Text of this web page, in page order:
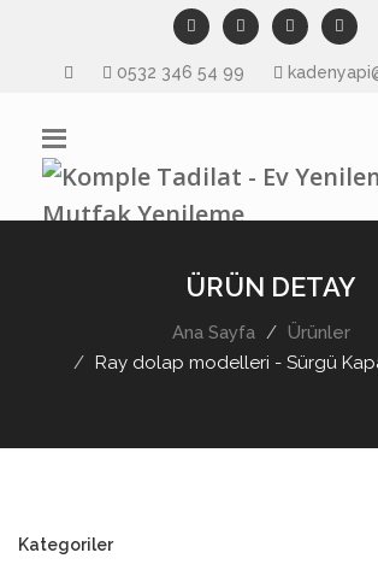
0532 346 54 99
ÜRÜN DETAY
Ana Sayfa
Ürünler
Ray dolap modelleri - Sürgü
Kategoriler